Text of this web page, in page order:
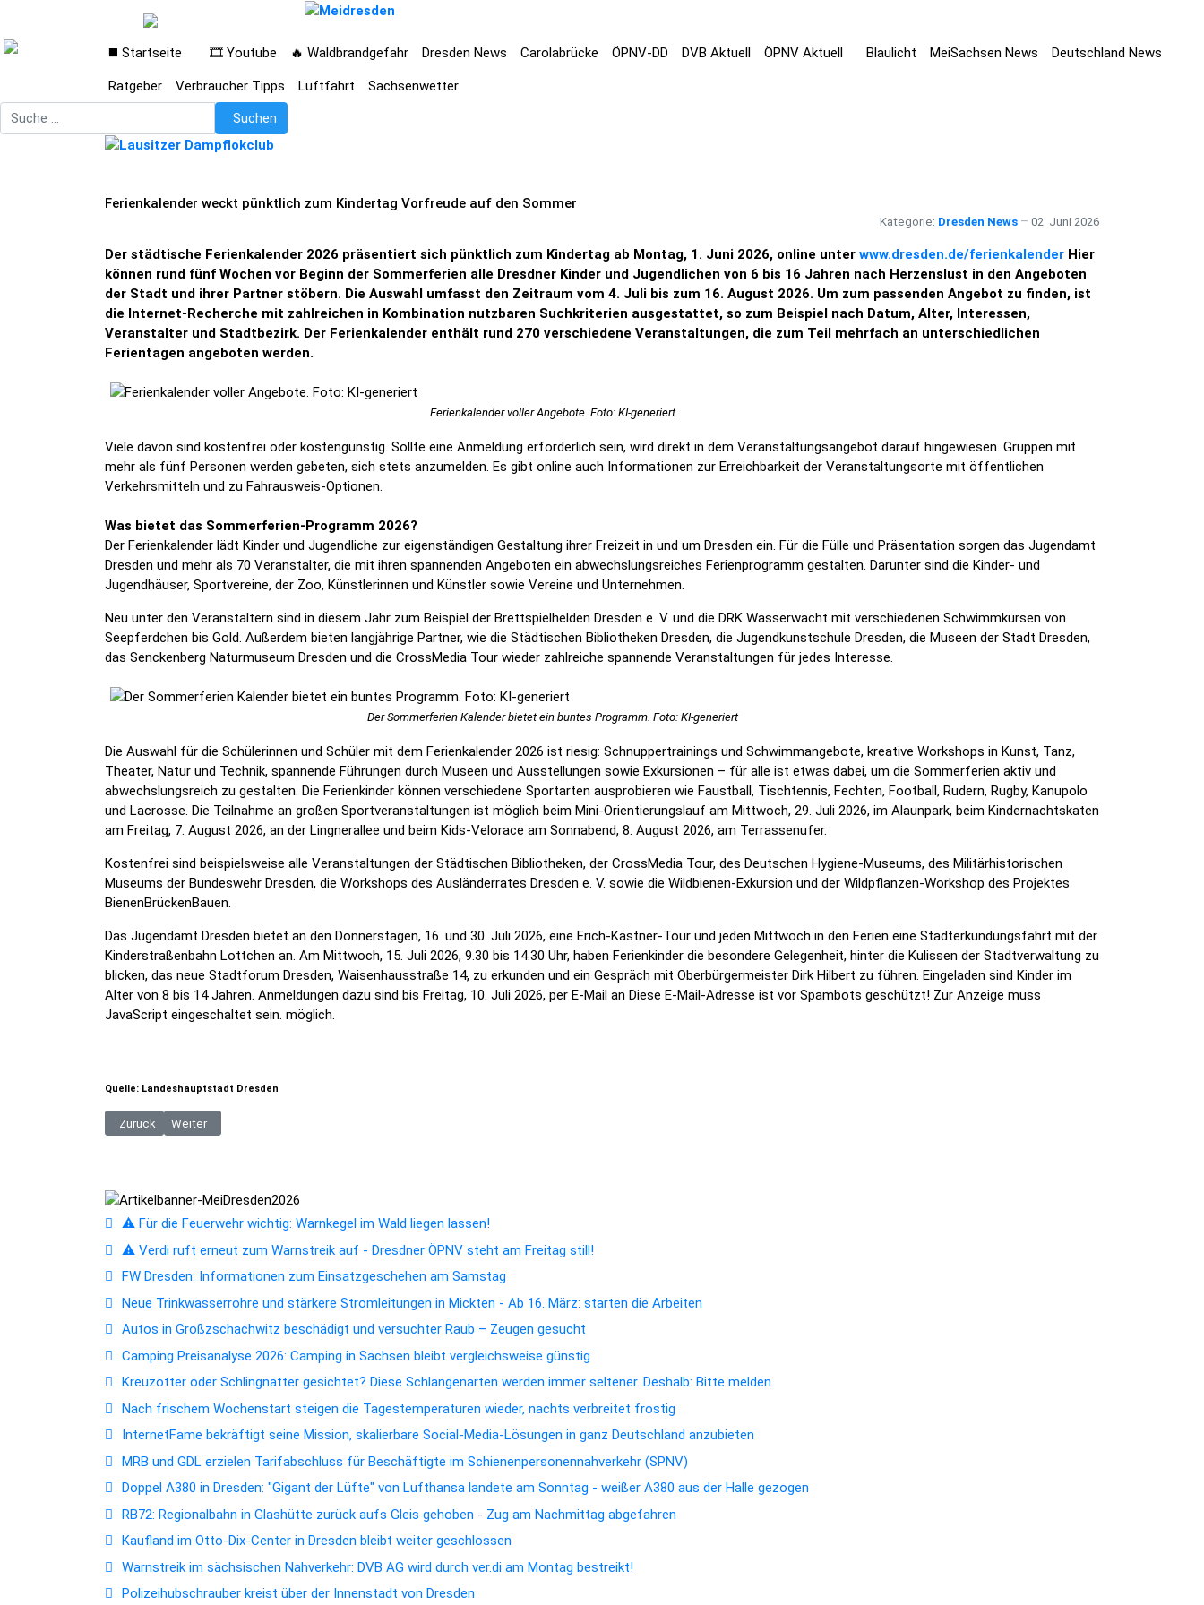
◼️ Startseite 🎞️ Youtube 🔥 Waldbrandgefahr Dresden News Carolabrücke ÖPNV-DD DVB Aktuell ÖPNV Aktuell Blaulicht MeiSachsen News Deutschland News
Ratgeber Verbraucher Tipps Luftfahrt
Sachsenwetter
Suchen
Suchen
Ferienkalender weckt pünktlich zum Kindertag Vorfreude auf den Sommer
Kategorie: Dresden News 02. Juni 2026
Der städtische Ferienkalender 2026 präsentiert sich pünktlich zum Kindertag ab Montag, 1. Juni 2026, online unter www.dresden.de/ferienkalender Hier
können rund fünf Wochen vor Beginn der Sommerferien alle Dresdner Kinder und Jugendlichen von 6 bis 16 Jahren nach Herzenslust in den Angeboten
der Stadt und ihrer Partner stöbern. Die Auswahl umfasst den Zeitraum vom 4. Juli bis zum 16. August 2026. Um zum passenden Angebot zu finden, ist
die Internet-Recherche mit zahlreichen in Kombination nutzbaren Suchkriterien ausgestattet, so zum Beispiel nach Datum, Alter, Interessen,
Veranstalter und Stadtbezirk. Der Ferienkalender enthält rund 270 verschiedene Veranstaltungen, die zum Teil mehrfach an unterschiedlichen
Ferientagen angeboten werden.
Ferienkalender voller Angebote. Foto: KI-generiert
Viele davon sind kostenfrei oder kostengünstig. Sollte eine Anmeldung erforderlich sein, wird direkt in dem Veranstaltungsangebot darauf hingewiesen. Gruppen mit
mehr als fünf Personen werden gebeten, sich stets anzumelden. Es gibt online auch Informationen zur Erreichbarkeit der Veranstaltungsorte mit öffentlichen
Verkehrsmitteln und zu Fahrausweis-Optionen.
Was bietet das Sommerferien-Programm 2026?
Der Ferienkalender lädt Kinder und Jugendliche zur eigenständigen Gestaltung ihrer Freizeit in und um Dresden ein. Für die Fülle und Präsentation sorgen das Jugendamt
Dresden und mehr als 70 Veranstalter, die mit ihren spannenden Angeboten ein abwechslungsreiches Ferienprogramm gestalten. Darunter sind die Kinder- und
Jugendhäuser, Sportvereine, der Zoo, Künstlerinnen und Künstler sowie Vereine und Unternehmen.
Neu unter den Veranstaltern sind in diesem Jahr zum Beispiel der Brettspielhelden Dresden e. V. und die DRK Wasserwacht mit verschiedenen Schwimmkursen von
Seepferdchen bis Gold. Außerdem bieten langjährige Partner, wie die Städtischen Bibliotheken Dresden, die Jugendkunstschule Dresden, die Museen der Stadt Dresden,
das Senckenberg Naturmuseum Dresden und die CrossMedia Tour wieder zahlreiche spannende Veranstaltungen für jedes Interesse.
Der Sommerferien Kalender bietet ein buntes Programm. Foto: KI-generiert
Die Auswahl für die Schülerinnen und Schüler mit dem Ferienkalender 2026 ist riesig: Schnuppertrainings und Schwimmangebote, kreative Workshops in Kunst, Tanz,
Theater, Natur und Technik, spannende Führungen durch Museen und Ausstellungen sowie Exkursionen – für alle ist etwas dabei, um die Sommerferien aktiv und
abwechslungsreich zu gestalten. Die Ferienkinder können verschiedene Sportarten ausprobieren wie Faustball, Tischtennis, Fechten, Football, Rudern, Rugby, Kanupolo
und Lacrosse. Die Teilnahme an großen Sportveranstaltungen ist möglich beim Mini-Orientierungslauf am Mittwoch, 29. Juli 2026, im Alaunpark, beim Kindernachtskaten
am Freitag, 7. August 2026, an der Lingnerallee und beim Kids-Velorace am Sonnabend, 8. August 2026, am Terrassenufer.
Kostenfrei sind beispielsweise alle Veranstaltungen der Städtischen Bibliotheken, der CrossMedia Tour, des Deutschen Hygiene-Museums, des Militärhistorischen
Museums der Bundeswehr Dresden, die Workshops des Ausländerrates Dresden e. V. sowie die Wildbienen-Exkursion und der Wildpflanzen-Workshop des Projektes
BienenBrückenBauen.
Das Jugendamt Dresden bietet an den Donnerstagen, 16. und 30. Juli 2026, eine Erich-Kästner-Tour und jeden Mittwoch in den Ferien eine Stadterkundungsfahrt mit der
Kinderstraßenbahn Lottchen an. Am Mittwoch, 15. Juli 2026, 9.30 bis 14.30 Uhr, haben Ferienkinder die besondere Gelegenheit, hinter die Kulissen der Stadtverwaltung zu
blicken, das neue Stadtforum Dresden, Waisenhausstraße 14, zu erkunden und ein Gespräch mit Oberbürgermeister Dirk Hilbert zu führen. Eingeladen sind Kinder im
Alter von 8 bis 14 Jahren. Anmeldungen dazu sind bis Freitag, 10. Juli 2026, per E-Mail an Diese E-Mail-Adresse ist vor Spambots geschützt! Zur Anzeige muss
JavaScript eingeschaltet sein. möglich.
Quelle: Landeshauptstadt Dresden
Vorheriger Beitrag: Smart City Dresden und Partner präsentieren erstmals autonomen Laderoboter
Zurück Nächster Beitrag: 12. Sächsische Zitrustage im Barockgarten Großsedlitz: Ein Fest der Sinne und Tradition
Weiter
⚠️ Für die Feuerwehr wichtig: Warnkegel im Wald liegen lassen!
⚠️ Verdi ruft erneut zum Warnstreik auf - Dresdner ÖPNV steht am Freitag still!
FW Dresden: Informationen zum Einsatzgeschehen am Samstag
Neue Trinkwasserrohre und stärkere Stromleitungen in Mickten - Ab 16. März: starten die Arbeiten
Autos in Großzschachwitz beschädigt und versuchter Raub – Zeugen gesucht
Camping Preisanalyse 2026: Camping in Sachsen bleibt vergleichsweise günstig
Kreuzotter oder Schlingnatter gesichtet? Diese Schlangenarten werden immer seltener. Deshalb: Bitte melden.
Nach frischem Wochenstart steigen die Tagestemperaturen wieder, nachts verbreitet frostig
InternetFame bekräftigt seine Mission, skalierbare Social-Media-Lösungen in ganz Deutschland anzubieten
MRB und GDL erzielen Tarifabschluss für Beschäftigte im Schienenpersonennahverkehr (SPNV)
Doppel A380 in Dresden: "Gigant der Lüfte" von Lufthansa landete am Sonntag - weißer A380 aus der Halle gezogen
RB72: Regionalbahn in Glashütte zurück aufs Gleis gehoben - Zug am Nachmittag abgefahren
Kaufland im Otto-Dix-Center in Dresden bleibt weiter geschlossen
Warnstreik im sächsischen Nahverkehr: DVB AG wird durch ver.di am Montag bestreikt!
Polizeihubschrauber kreist über der Innenstadt von Dresden